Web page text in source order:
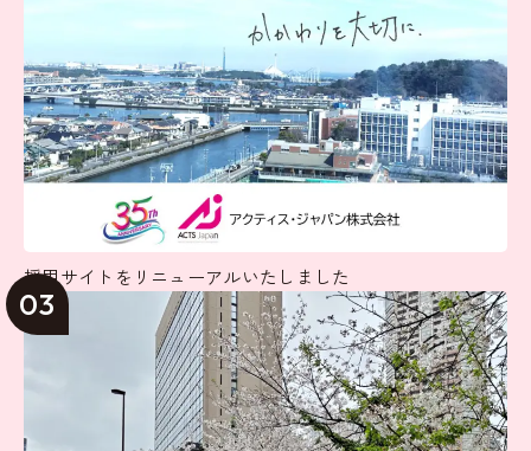
採用サイトをリニューアルいたしました
03